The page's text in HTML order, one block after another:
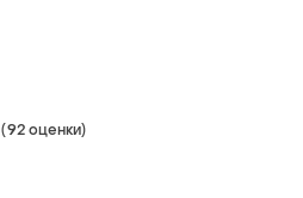
(92 оценки)